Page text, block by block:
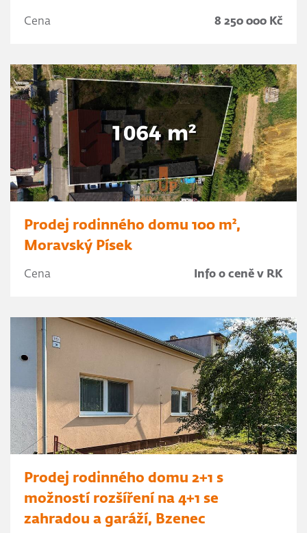
Cena 8 250 000 Kč
Prodej rodinného domu 100 m²,
Moravský Písek
Cena Info o ceně v RK
Prodej rodinného domu 2+1 s
možností rozšíření na 4+1 se
zahradou a garáží, Bzenec